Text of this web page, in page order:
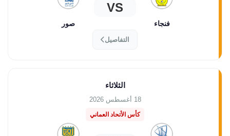
فنجاء
VS
صور
التفاصيل
الثلاثاء
18 أغسطس 2026
كأس الأتحاد العماني